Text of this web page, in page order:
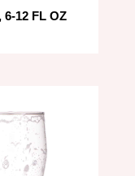
6-12 FL OZ